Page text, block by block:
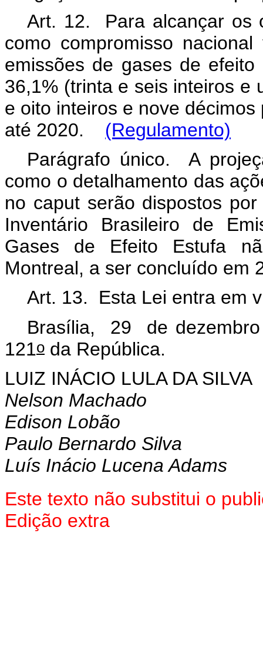
Art. 12. Para alcançar os
como compromisso
emissões de gases de
36,1% (trinta e seis inteiros e
e oito inteiros e nove
até 2020. (Regulamento)
Parágrafo único. A
como o detalhamento das
no caputserão dispostos por
Inventário Brasileiro de
Gases de Efeito Estufa
Montreal, a ser concluído em
Art. 13. Esta Lei entra em
Brasília, 29 de
121o da República.
LUIZ INÁCIO LULA DA SILVA
Nelson Machado
Edison Lobão
Paulo Bernardo Silva
Luís Inácio Lucena Adams
Este texto não substitui o
Edição extra